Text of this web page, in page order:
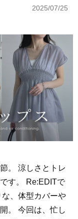
2025/07/25
。 涼しさとトレ
す。 Re:EDITで
、体型カバーや
。 今回は、忙し